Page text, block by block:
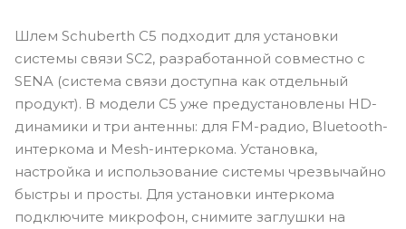
Шлем Schuberth C5 подходит для установки
системы связи SC2, разработанной совместно с
SENA (система связи доступна как отдельный
продукт). В модели C5 уже предустановлены HD-
динамики и три антенны: для FM-радио, Bluetooth-
интеркома и Mesh-интеркома. Установка,
настройка и использование системы чрезвычайно
быстры и просты. Для установки интеркома
подключите микрофон, снимите заглушки на